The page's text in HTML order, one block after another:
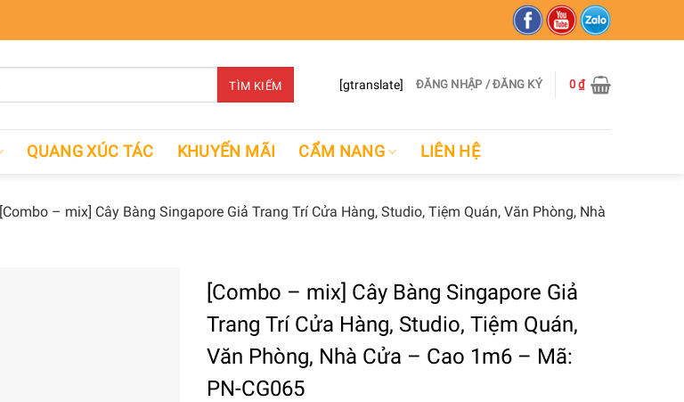
TÌM KIẾM [gtranslate] ĐĂNG NHẬP / ĐĂNG KÝ 0₫
QUANG XÚC TÁC KHUYẾN MÃI CẨM NANG LIÊN HỆ
[Combo – mix] Cây Bàng Singapore Giả Trang Trí Cửa Hàng, Studio, Tiệm Quán, Văn Phòng, Nhà
[Combo – mix] Cây Bàng Singapore Giả
Trang Trí Cửa Hàng, Studio, Tiệm Quán,
Văn Phòng, Nhà Cửa – Cao 1m6 – Mã:
PN-CG065